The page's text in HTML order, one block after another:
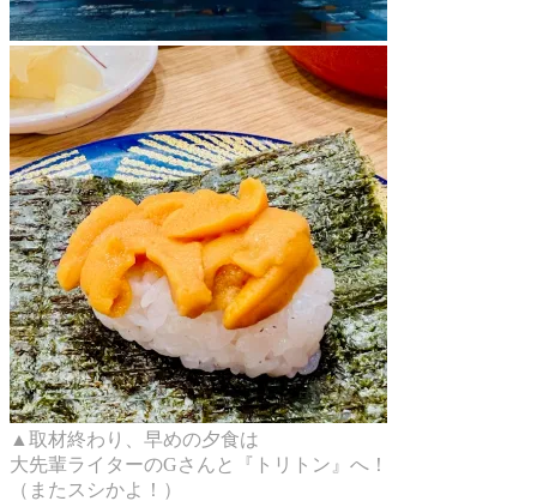
▲取材終わり、早めの夕食は
大先輩ライターのGさんと『トリトン』へ！
（またスシかよ！）